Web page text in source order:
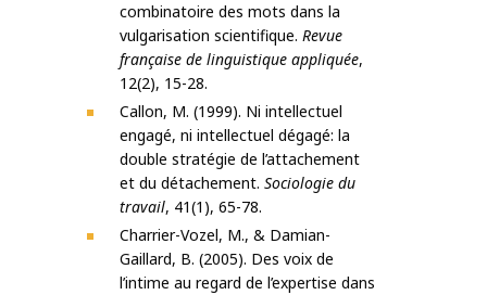
combinatoire des mots dans la
vulgarisation scientifique. Revue
française de linguistique appliquée,
12(2), 15-28.
Callon, M. (1999). Ni intellectuel
engagé, ni intellectuel dégagé: la
double stratégie de l’attachement
et du détachement. Sociologie du
travail, 41(1), 65-78.
Charrier-Vozel, M., & Damian-
Gaillard, B. (2005). Des voix de
l’intime au regard de l’expertise dans